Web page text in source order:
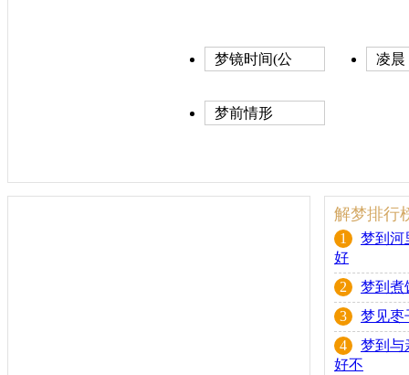
梦镜时间(公
凌晨
梦前情形
解梦排行
1
梦到河
好
2
梦到煮
3
梦见枣
4
梦到与
好不